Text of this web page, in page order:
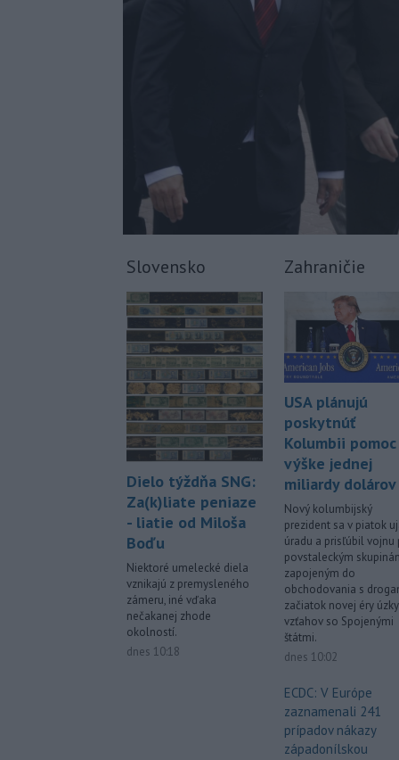
Slovensko
Dielo týždňa SNG:
Za(k)liate peniaze
- liatie od Miloša
Boďu
Niektoré umelecké diela
vznikajú z premysleného
zámeru, iné vďaka
nečakanej zhode
okolností.
dnes 10:18
Zahraničie
USA plánujú
poskytnúť
Kolumbii
výške jednej
miliardy dolárov
Nový kolumbijský
prezident sa v piatok
úradu a prisľúbil vojnu
povstaleckým
zapojeným do
obchodovania s
začiatok novej éry
vzťahov so Spojenými
štátmi.
dnes 10:02
ECDC: V Európe
zaznamenali 241
prípadov nákazy
západonílskou